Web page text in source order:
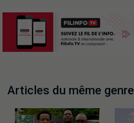
Articles du même genre